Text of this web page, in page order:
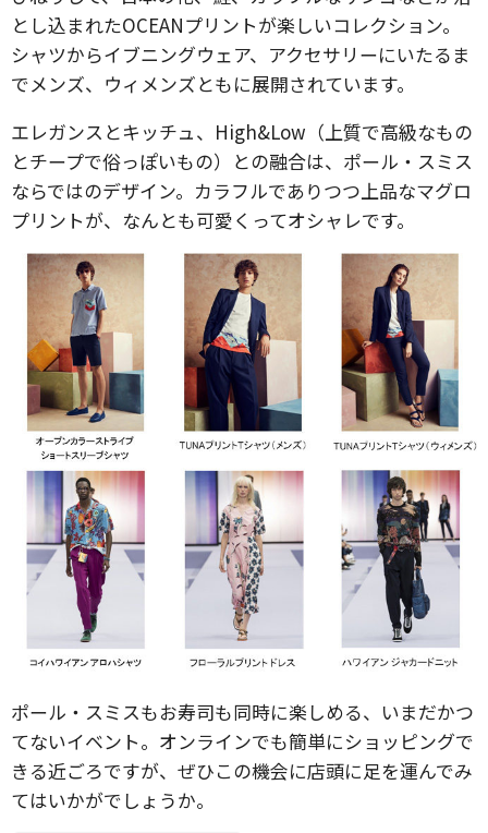
とし込まれたOCEANプリントが楽しいコレクション。
シャツからイブニングウェア、アクセサリーにいたるま
でメンズ、ウィメンズともに展開されています。
エレガンスとキッチュ、High&Low（上質で高級なもの
とチープで俗っぽいもの）との融合は、ポール・スミス
ならではのデザイン。カラフルでありつつ上品なマグロ
プリントが、なんとも可愛くってオシャレです。
ポール・スミスもお寿司も同時に楽しめる、いまだかつ
てないイベント。オンラインでも簡単にショッピングで
きる近ごろですが、ぜひこの機会に店頭に足を運んでみ
てはいかがでしょうか。